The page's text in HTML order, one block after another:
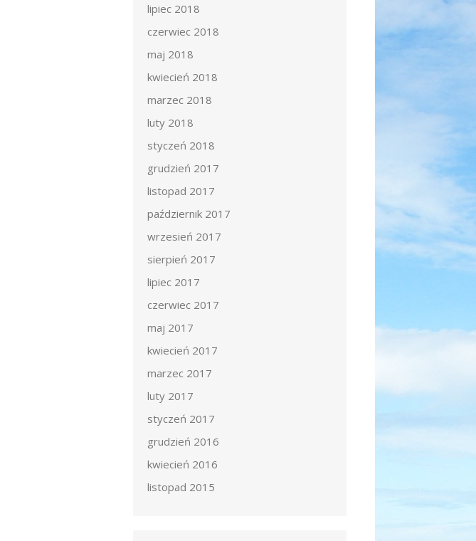
lipiec 2018
czerwiec 2018
maj 2018
kwiecień 2018
marzec 2018
luty 2018
styczeń 2018
grudzień 2017
listopad 2017
październik 2017
wrzesień 2017
sierpień 2017
lipiec 2017
czerwiec 2017
maj 2017
kwiecień 2017
marzec 2017
luty 2017
styczeń 2017
grudzień 2016
kwiecień 2016
listopad 2015